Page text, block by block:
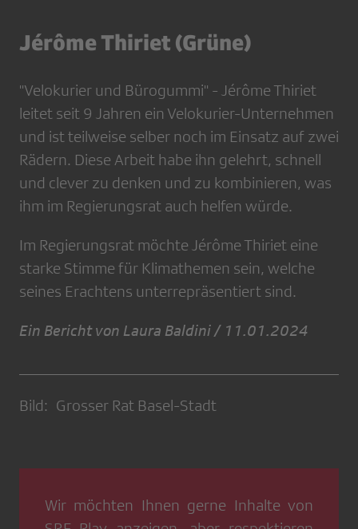
Jérôme Thiriet (Grüne)
''Velokurier und Bürogummi'' - Jérôme Thiriet
leitet seit 9 Jahren ein Velokurier-Unternehmen
und ist teilweise selber noch im Einsatz auf zwei
Rädern. Diese Arbeit habe ihn gelehrt, schnell
und clever zu denken und zu kombinieren, was
ihm im Regierungsrat auch helfen würde.
Im Regierungsrat möchte Jérôme Thiriet eine
starke Stimme für Klimathemen sein, welche
seines Erachtens unterrepräsentiert sind.
Ein Bericht von Laura Baldini / 11.01.2024
Bild: Grosser Rat Basel-Stadt
Wir möchten Ihnen gerne Inhalte von